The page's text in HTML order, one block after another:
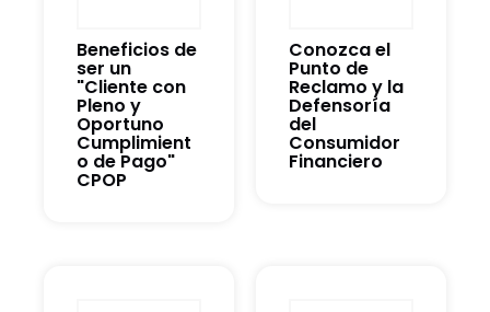
Beneficios de
ser un
"Cliente con
Pleno y
Oportuno
Cumplimient
o de Pago"
CPOP
Conozca el
Punto de
Reclamo y la
Defensoría
del
Consumidor
Financiero